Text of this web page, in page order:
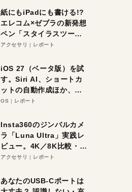
紙にもiPadにも書ける!?
エレコム×ゼブラの新発想
ペン「スタイラスツーウ
ェイ」レビュー。持ち替
アクセサリ レポート
iOS 27（ベータ版）を試
す。Siri AI、ショートカ
ットの自動作成ほか、期
待大の便利機能5選。
る未来はすぐそこ！
OS レポート
Insta360のジンバルカメ
ラ「Luna Ultra」実践レ
ビュー。4K／8K比較・ズ
ーム・夜間撮影をチェッ
アクセサリ レポート
あなたのUSB-Cポートは